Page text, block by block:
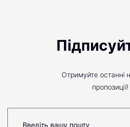
Отримуйте останні
пропозиції!